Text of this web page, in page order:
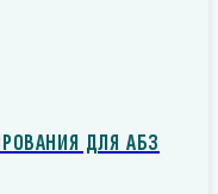
ДЛЯ АБЗ